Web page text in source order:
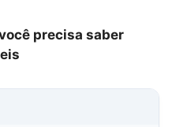
precisa saber